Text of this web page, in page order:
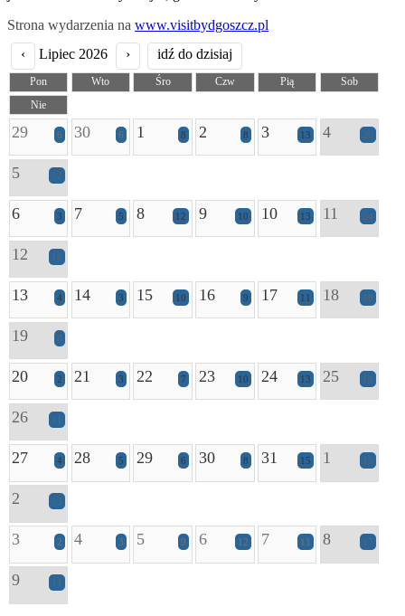
Strona wydarzenia na www.visitbydgoszcz.pl
‹
Lipiec 2026 › idź do dzisiaj
Pon Wto Śro Czw Pią
Sob
Nie
29 6 30 6 1 8 2 8 3 13 4 20
5 12
6 3 7 5 8 12 9 10 10 13 11 24
12 16
13 4 14 3 15 10 16 9 17 11 18 16
19 8
20 2 21 3 22 7 23 10 24 13 25 19
26 11
27 4 28 5 29 6 30 8 31 15 1 15
2 13
3 2 4 3 5 9 6 12 7 11 8 17
9 11